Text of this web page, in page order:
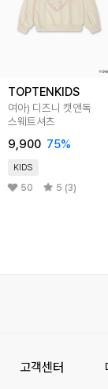
TOPTENKIDS
여아) 디즈니 캣앤독
스웨트셔츠
9,900 75%
KIDS
50 5 (3)
고객센터